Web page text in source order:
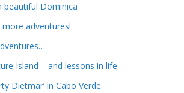
beautiful Dominica
adventures!
Island – and lessons in life
Dietmar’ in Cabo Verde